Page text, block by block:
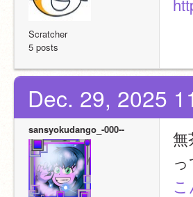
Scratcher
5 posts
Dec. 29, 2025
sansyokudango_-000--
無
こ